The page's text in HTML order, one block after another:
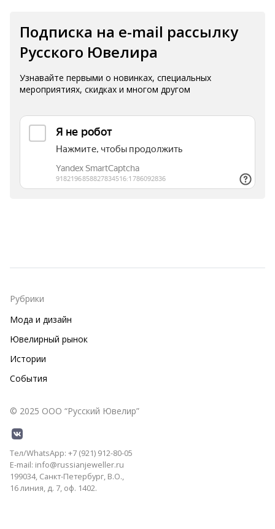
Подписка на e-mail рассылку
Русского Ювелира
Узнавайте первыми о новинках, специальных
мероприятиях, скидках и многом другом
© 2025 ООО “Русский Ювелир”
Тел/WhatsApp: +7 (921) 912-80-05
E-mail: info@russianjeweller.ru
199034, Санкт-Петербург, В.О.,
16 линия, д. 7, оф. 1402.
Рубрики
Мода и дизайн
Ювелирный рынок
Истории
События